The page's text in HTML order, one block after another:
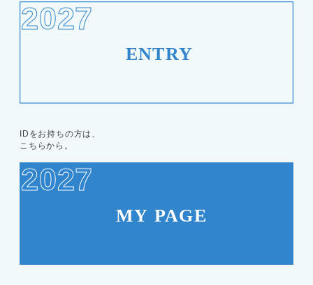
2027
IDをお持ちの方は、
こちらから。
2027